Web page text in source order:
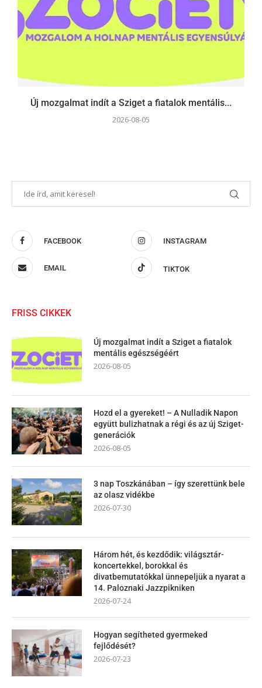
Új mozgalmat indít a Sziget a fiatalok mentális...
2026-08-05
FACEBOOK INSTAGRAM
EMAIL TIKTOK
FRISS CIKKEK
Új mozgalmat indít a Sziget a fiatalok
mentális egészségéért
2026-08-05
Hozd el a gyereket! – A Nulladik Napon
együtt bulizhatnak a régi és az új Sziget-
generációk
2026-08-05
3 nap Toszkánában – így szerettünk bele
az olasz vidékbe
2026-07-30
Három hét, és kezdődik: világsztár-
koncertekkel, borokkal és
divatbemutatókkal ünnepeljük a nyarat a
14. Paloznaki Jazzpikniken
2026-07-24
Hogyan segítheted gyermeked
fejlődését?
2026-07-23